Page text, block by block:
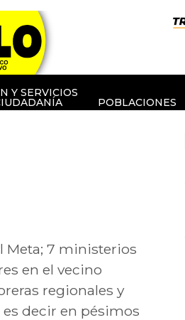
Y SERVICIOS
POBLACIONES
Meta; 7 ministerios
en el vecino
regionales y
decir en pésimos